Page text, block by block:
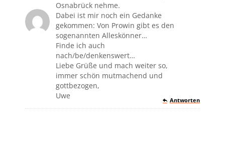
Osnabrück nehme.
Dabei ist mir noch ein Gedanke
gekommen: Von Prowin gibt es den
sogenannten Alleskönner…
Finde ich auch
nach/be/denkenswert…
Liebe Grüße und mach weiter so,
immer schön mutmachend und
gottbezogen,
Uwe
Antworten